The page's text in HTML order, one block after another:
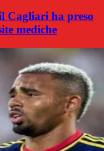
Cagliari ha preso
mediche